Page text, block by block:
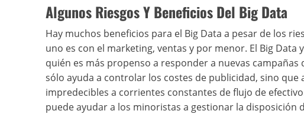
Algunos Riesgos Y Beneficios Del Big Data
Hay muchos beneficios para el Big Data a pesar de los
uno es con el marketing, ventas y por menor. El Big
quién es más propenso a responder a nuevas
sólo ayuda a controlar los costes de publicidad, sino
impredecibles a corrientes constantes de flujo de
puede ayudar a los minoristas a gestionar la